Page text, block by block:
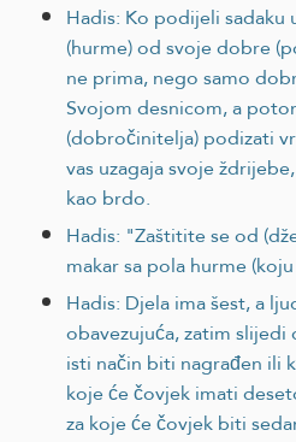
Hadis: Ko podijeli
(hurme) od svoje dobre
ne prima, nego samo
Svojom desnicom, a
(dobročinitelja) podizati
vas uzagaja svoje
kao brdo.
Hadis: "Zaštitite se od
makar sa pola hurme
Hadis: Djela ima šest, a
obavezujuća, zatim
isti način biti nagrađen ili
koje će čovjek imati
za koje će čovjek biti